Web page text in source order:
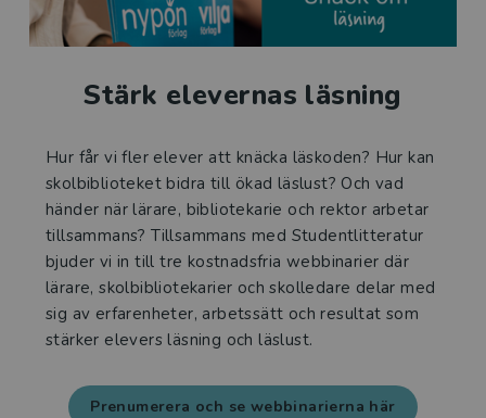
Stärk elevernas läsning
Hur får vi fler elever att knäcka läskoden? Hur kan
skolbiblioteket bidra till ökad läslust? Och vad
händer när lärare, bibliotekarie och rektor arbetar
tillsammans? Tillsammans med Studentlitteratur
bjuder vi in till tre kostnadsfria webbinarier där
lärare, skolbibliotekarier och skolledare delar med
sig av erfarenheter, arbetssätt och resultat som
stärker elevers läsning och läslust.
Prenumerera och se webbinarierna här